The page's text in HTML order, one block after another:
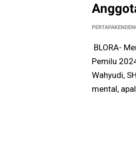
BLORA-
Pemilu
Wahyudi,
mental,